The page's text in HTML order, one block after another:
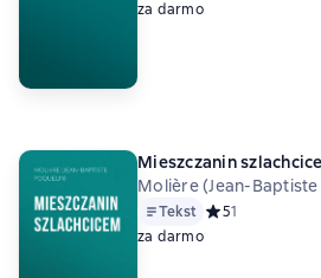
za darmo
Mieszczanin
Molière (Jean-
Tekst Средний
51
za darmo